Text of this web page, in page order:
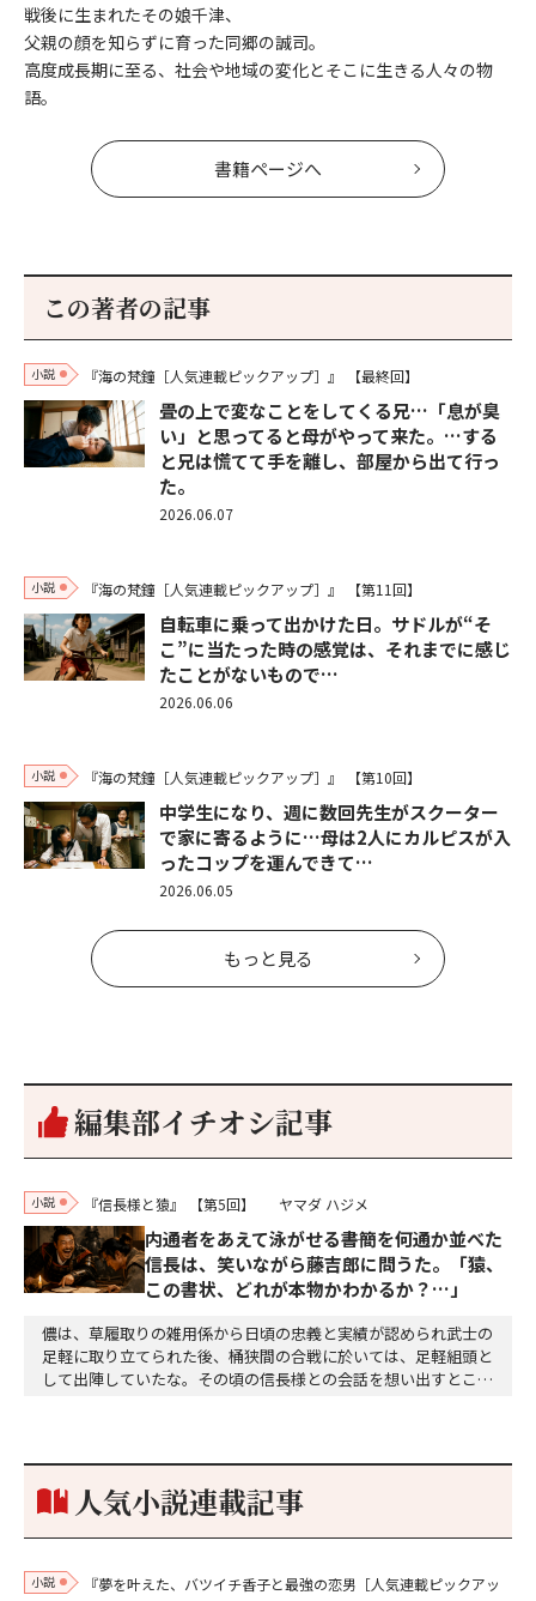
戦後に生まれたその娘千津、
父親の顔を知らずに育った同郷の誠司。
高度成長期に至る、社会や地域の変化とそこに生きる人々の物
語。
書籍ページへ
この著者の記事
小説 『海の梵鐘［人気連載ピックアップ］』 【最終回】
畳の上で変なことをしてくる兄…「息が臭
い」と思ってると母がやって来た。…する
と兄は慌てて手を離し、部屋から出て行っ
た。
2026.06.07
小説 『海の梵鐘［人気連載ピックアップ］』 【第11回】
自転車に乗って出かけた日。サドルが“そ
こ”に当たった時の感覚は、それまでに感じ
たことがないもので…
2026.06.06
小説 『海の梵鐘［人気連載ピックアップ］』 【第10回】
中学生になり、週に数回先生がスクーター
で家に寄るように…母は2人にカルピスが入
ったコップを運んできて…
2026.06.05
もっと見る
編集部イチオシ記事
小説 『信長様と猿』 【第5回】 ヤマダ ハジメ
内通者をあえて泳がせる――書簡を何通か並べた
信長は、笑いながら藤吉郎に問うた。「猿、
この書状、どれが本物かわかるか？…」
儂は、草履取りの雑用係から日頃の忠義と実績が認められ武士の
足軽に取り立てられた後、桶狭間の合戦に於いては、足軽組頭と
して出陣していたな。その頃の信長様との会話を想い出すとこん
り。どうして勝てたのか、未だにわかりません。…
人気小説連載記事
小説 『夢を叶えた、バツイチ香子と最強の恋男［人気連載ピックアッ